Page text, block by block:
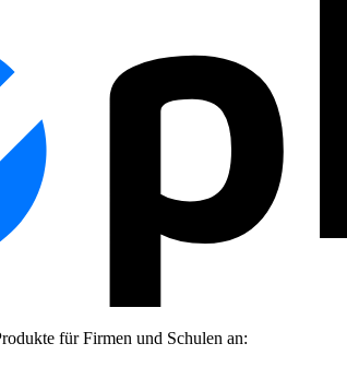
für Firmen und Schulen an: